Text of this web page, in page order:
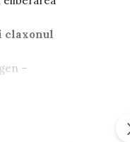
claxonul
–